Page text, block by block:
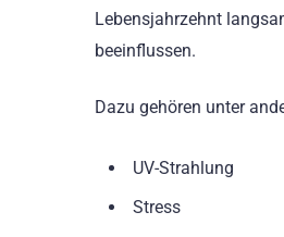
Lebensjahrzehnt
beeinflussen.
Dazu gehören unter
UV-Strahlung
Stress